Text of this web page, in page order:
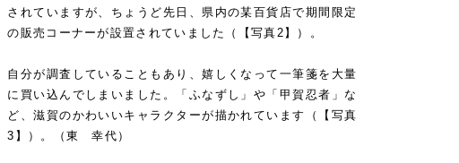
されていますが、ちょうど先日、県内の某百貨店で期間限定
の販売コーナーが設置されていました（【写真2】）。
自分が調査していることもあり、嬉しくなって一筆箋を大量
に買い込んでしまいました。「ふなずし」や「甲賀忍者」な
ど、滋賀のかわいいキャラクターが描かれています（【写真
3】）。（東 幸代）